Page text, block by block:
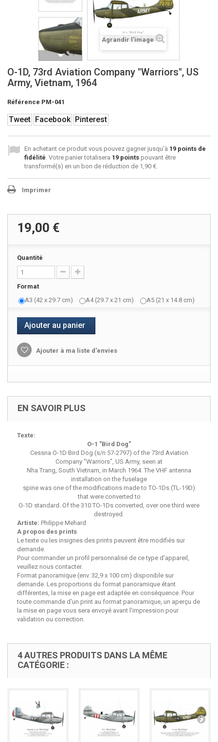
Agrandir l'image
O-1D, 73rd Aviation Company "Warriors", US
Army, Vietnam, 1964
Référence PM-041
Tweet Facebook Pinterest
En achetant ce produit vous pouvez gagner jusqu'à 19 points de
fidélité. Votre panier totalisera 19 points pouvant être
transformé(s) en un bon de réduction de 1,90 €.
Imprimer
19,00 €
Quantité
Format
A3 (42 x 29.7 cm)
A4 (29.7 x 21 cm) A5 (21 x 14.8 cm)
Ajouter au panier
Ajouter à ma liste d'envies
EN SAVOIR PLUS
Texte:
O-1 "Bird Dog"
Cessna O-1D Bird Dog (s/n 57-2797) of the 73rd Aviation
Company "Warriors", US Army, seen at
Nha Trang, South Vietnam, in March 1964. The VHF antenna
installation on the fuselage
spine was one of the modifications made to TO-1Ds (TL-19D)
that were converted to
O-1D standard. Of the 310 TO-1Ds converted, over one third were
destroyed.
Artiste: Philippe Mehard
A propos des prints
Le texte ou les insignes des prints peuvent être modifiés sur
demande.
Pour commander un profil personnalisé de ce type d'appareil,
veuillez nous contacter.
Format panoramique (env. 32,9 x 100 cm) disponible sur
demande. Les proportions du format panoramique étant
différentes, la mise en page est adaptée en conséquence. Pour
toute commande d'un print au format panoramique, un aperçu de
la mise en page vous sera envoyé avant l'impression pour
validation ou correction.
4 AUTRES PRODUITS DANS LA MÊME
CATÉGORIE :